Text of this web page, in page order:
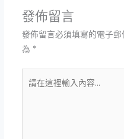
發佈留言
發佈留言必須填寫的電子郵
為 *
在